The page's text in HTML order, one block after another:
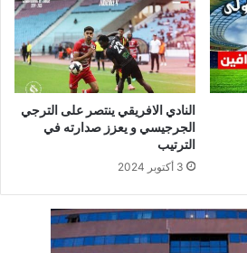
النادي الافريقي ينتصر على الترجي
الجرجيسي و يعزز صدارته في
الترتيب
3 أكتوبر 2024